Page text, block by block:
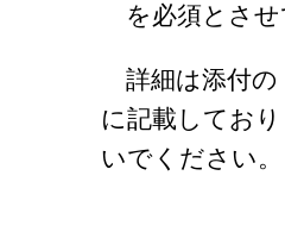
を必須とさせ
詳細は添付の
に記載してお
いでください。